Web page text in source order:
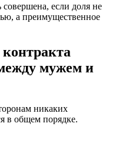
если доля не
а преимущественное
мужем и
никаких
в общем порядке.